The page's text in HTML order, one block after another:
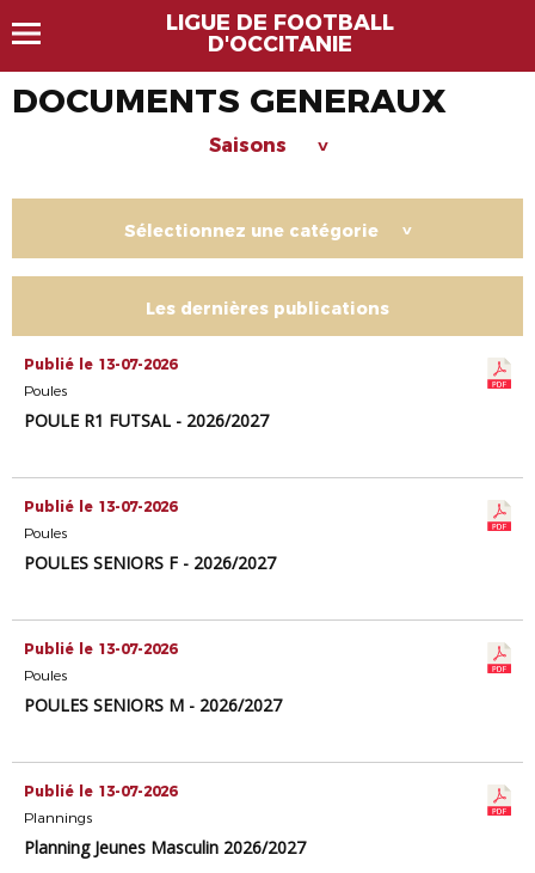
LIGUE DE FOOTBALL
D'OCCITANIE
DOCUMENTS GENERAUX
Saisons >
Sélectionnez une catégorie >
Les dernières publications
Publié le 13-07-2026
Poules
POULE R1 FUTSAL - 2026/2027
Publié le 13-07-2026
Poules
POULES SENIORS F - 2026/2027
Publié le 13-07-2026
Poules
POULES SENIORS M - 2026/2027
Publié le 13-07-2026
Plannings
Planning Jeunes Masculin 2026/2027